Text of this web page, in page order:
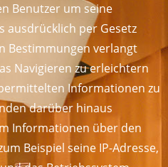
Benutzer um seine
ausdrücklich per Gesetz
Bestimmungen verlangt
Navigieren zu erleichtern
Informationen zu
darüber hinaus
Informationen über den
Beispiel seine IP-Adresse,